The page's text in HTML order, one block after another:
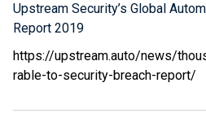
Upstream Security’s Global
Report 2019
https://upstream.auto/news/
rable-to-security-breach-report/